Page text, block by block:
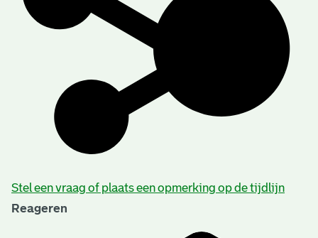
Stel een vraag of plaats een opmerking op de tijdlijn
Reageren